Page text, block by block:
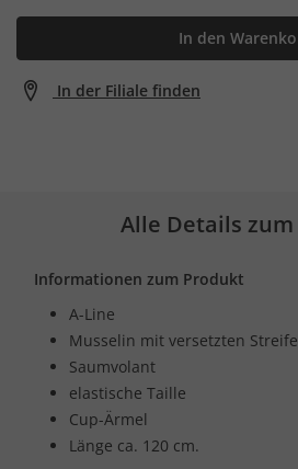
In den
In der Filiale finden
Alle Details
Informationen zum Produkt
A-Line
Musselin mit versetzten
Saumvolant
elastische Taille
Cup-Ärmel
Länge ca. 120 cm.